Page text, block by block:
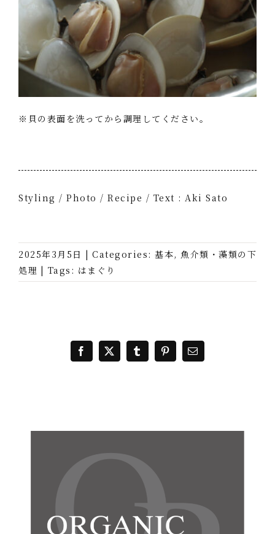
※貝の表面を洗ってから調理してください。
Styling / Photo / Recipe / Text : Aki Sato
2025年3月5日 | Categories: 基本, 魚介類・藻類の下
処理 | Tags: はまぐり
Facebook
X TumblrPinterest
電